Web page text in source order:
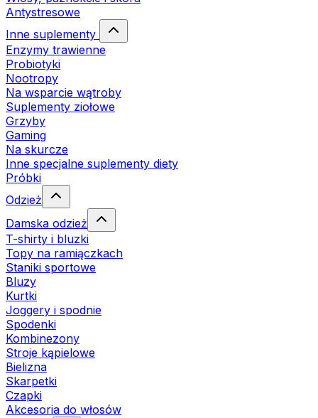
Antystresowe
Inne suplementy
Enzymy trawienne
Probiotyki
Nootropy
Na wsparcie wątroby
Suplementy ziołowe
Grzyby
Gaming
Na skurcze
Inne specjalne suplementy diety
Próbki
Odzież
Damska odzież
T-shirty i bluzki
Topy na ramiączkach
Staniki sportowe
Bluzy
Kurtki
Joggery i spodnie
Spodenki
Kombinezony
Stroje kąpielowe
Bielizna
Skarpetki
Czapki
Akcesoria do włosów